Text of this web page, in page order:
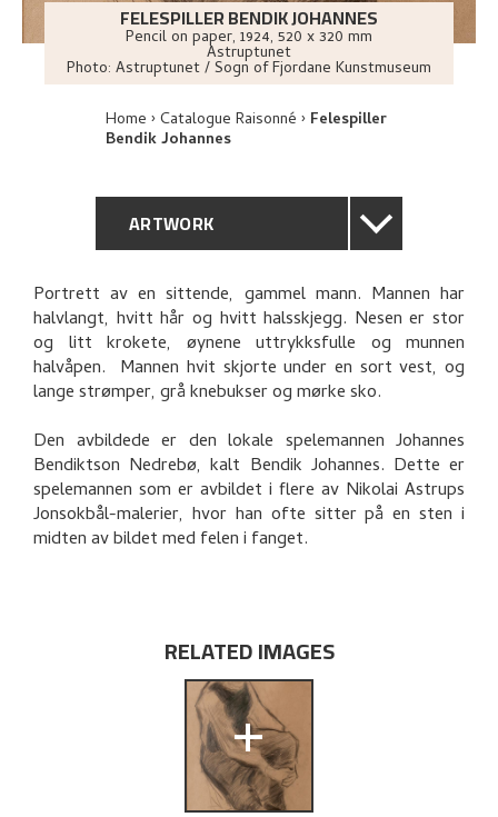
FELESPILLER BENDIK JOHANNES
Pencil on paper, 1924, 520 x 320 mm
Astruptunet
Photo: Astruptunet / Sogn of Fjordane Kunstmuseum
Home Catalogue Raisonné Felespiller
Bendik Johannes
ARTWORK
GENERAL DESCRIPTION
TECHNICAL DESCRIPTION
PROVENANCE
RELATED ARTWORKS
EXPLORE
Portrett av en sittende, gammel mann. Mannen har
halvlangt, hvitt hår og hvitt halsskjegg. Nesen er stor
og litt krokete, øynene uttrykksfulle og munnen
halvåpen. Mannen hvit skjorte under en sort vest, og
lange strømper, grå knebukser og mørke sko.
Den avbildede er den lokale spelemannen Johannes
Bendiktson Nedrebø, kalt Bendik Johannes. Dette er
spelemannen som er avbildet i flere av Nikolai Astrups
Jonsokbål-malerier, hvor han ofte sitter på en sten i
midten av bildet med felen i fanget.
RELATED IMAGES
+